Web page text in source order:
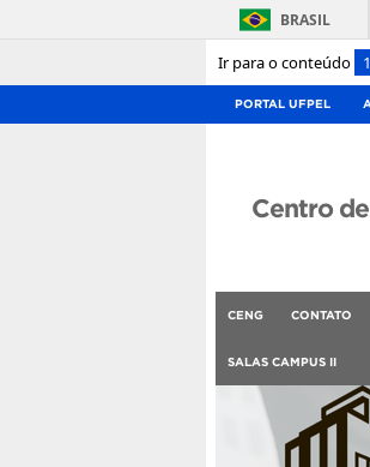
Ir para o conteúdo 1
BRASIL
PORTAL UFPEL
Centro
CENG CONTATO
SALAS CAMPUS II